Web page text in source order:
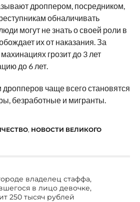
дроппером, посредником,
обналичивать
могут не знать о своей роли в
их от наказания. За
грозит до 3 лет
до 6 лет.
чаще всего становятся
безработные и мигранты.
, НОВОСТИ ВЕЛИКОГО
владелец стаффа,
в лицо девочке,
250 тысяч рублей